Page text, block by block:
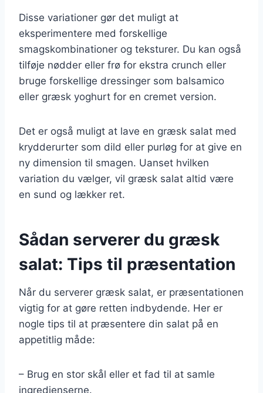
Disse variationer gør det muligt at
eksperimentere med forskellige
smagskombinationer og teksturer. Du kan også
tilføje nødder eller frø for ekstra crunch eller
bruge forskellige dressinger som balsamico
eller græsk yoghurt for en cremet version.
Det er også muligt at lave en græsk salat med
krydderurter som dild eller purløg for at give en
ny dimension til smagen. Uanset hvilken
variation du vælger, vil græsk salat altid være
en sund og lækker ret.
Sådan serverer du græsk
salat: Tips til præsentation
Når du serverer græsk salat, er præsentationen
vigtig for at gøre retten indbydende. Her er
nogle tips til at præsentere din salat på en
appetitlig måde:
– Brug en stor skål eller et fad til at samle
ingredienserne.